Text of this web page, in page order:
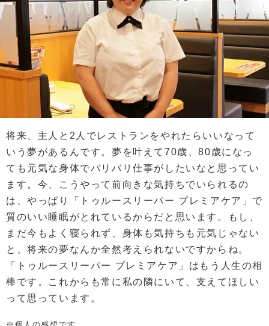
将来、主人と2人でレストランをやれたらいいなって
いう夢があるんです。夢を叶えて70歳、80歳になっ
ても元気な身体でバリバリ仕事がしたいなと思ってい
ます。今、こうやって前向きな気持ちでいられるの
は、やっぱり「トゥルースリーパー プレミアケア」で
質のいい睡眠がとれているからだと思います。もし、
まだ今もよく寝られず、身体も気持ちも元気じゃない
と、将来の夢なんか全然考えられないですからね。
「トゥルースリーパー プレミアケア」はもう人生の相
棒です。これからも常に私の隣にいて、支えてほしい
って思っています。